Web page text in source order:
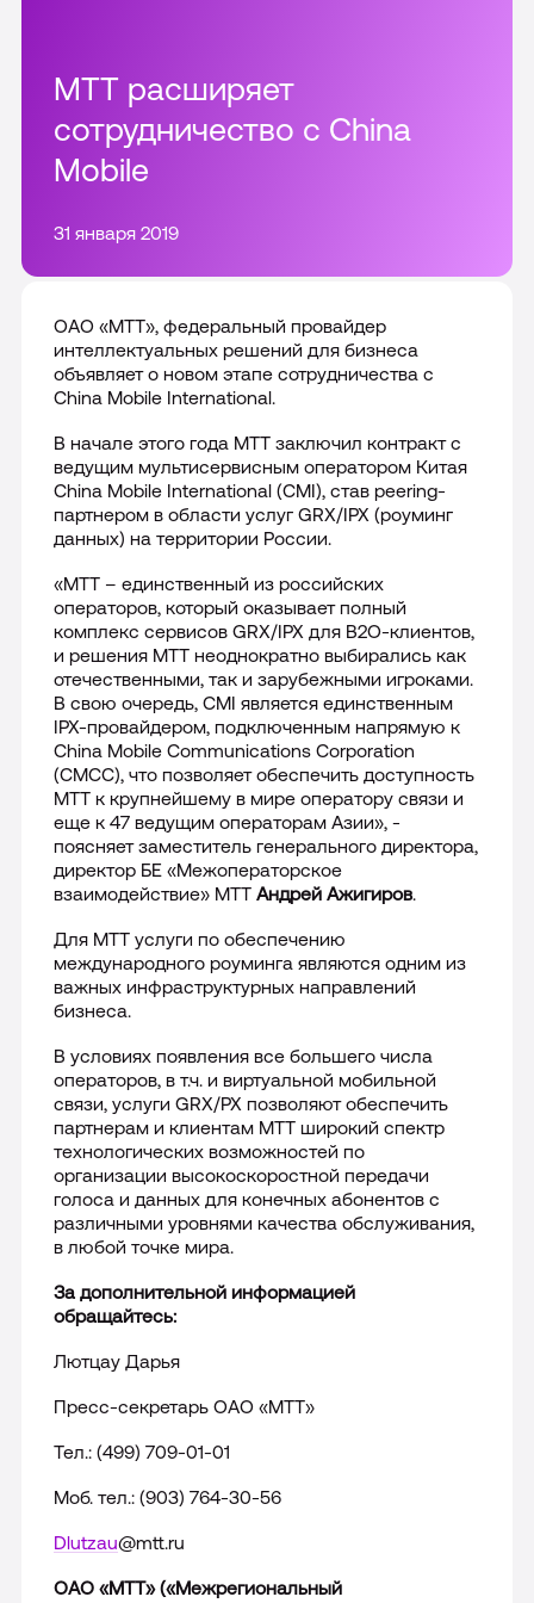
Telecom платформа
Все продукты
Внедрение и настройка CRM
Сопровождение CRM
Все интеграции
Акции
Отзывы
Раскрытие информации
Контакты
Лицензии
Международная деятельность
Комплаенс и деловая этика
Все о компании
8-800 555 90-00
Москва
Подключить сейчас
31 января 2019
МТТ расширяет
сотрудничество с China
Mobile
ОАО «МТТ», федеральный провайдер
интеллектуальных решений для бизнеса
объявляет о новом этапе сотрудничества с
China Mobile International.
В начале этого года МТТ заключил контракт с
ведущим мультисервисным оператором Китая
China Mobile International (CMI), став peering-
партнером в области услуг GRX/IPX (роуминг
данных) на территории России.
«МТТ – единственный из российских
операторов, который оказывает полный
комплекс сервисов GRX/IPX для B2O-клиентов,
и решения МТТ неоднократно выбирались как
отечественными, так и зарубежными игроками.
В свою очередь, CMI является единственным
IPX-провайдером, подключенным напрямую к
China Mobile Communications Corporation
(CMCC), что позволяет обеспечить доступность
МТТ к крупнейшему в мире оператору связи и
еще к 47 ведущим операторам Азии», -
поясняет заместитель генерального директора,
директор БЕ «Межоператорское
взаимодействие» МТТ Андрей Ажигиров.
Для МТТ услуги по обеспечению
международного роуминга являются одним из
важных инфраструктурных направлений
бизнеса.
В условиях появления все большего числа
операторов, в т.ч. и виртуальной мобильной
связи, услуги GRX/PX позволяют обеспечить
партнерам и клиентам МТТ широкий спектр
технологических возможностей по
организации высокоскоростной передачи
голоса и данных для конечных абонентов с
различными уровнями качества обслуживания,
в любой точке мира.
За дополнительной информацией
обращайтесь:
Лютцау Дарья
Пресс-секретарь ОАО «МТТ»
Тел.: (499) 709-01-01
Моб. тел.: (903) 764-30-56
Dlutzau@mtt.ru
ОАО «МТТ» («Межрегиональный